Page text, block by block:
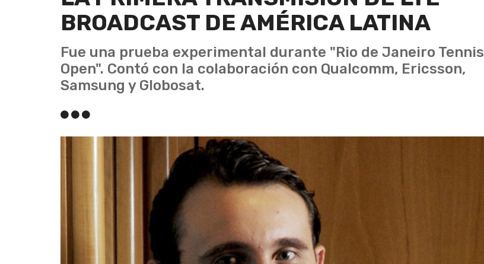
BROADCAST DE AMÉRICA LATINA
Fue una prueba experimental durante "Rio de Janeiro Tennis
Open". Contó con la colaboración con Qualcomm, Ericsson,
Samsung y Globosat.